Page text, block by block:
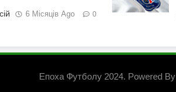
6 Місяців Ago 0
Епоха Футболу 2024. Powered By